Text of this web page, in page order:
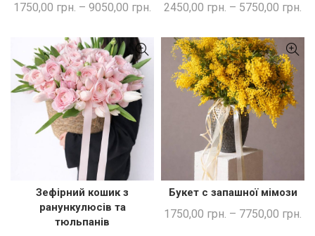
1750,00 грн. – 9050,00 грн. 2450,00 грн. – 5750,00 грн.
ШВИДКА ПОКУПКА
Зефірний кошик з
ранункулюсів та
тюльпанів
ШВИДКА ПОКУПКА
Букет с запашної мімози
1750,00 грн. – 7750,00 грн.